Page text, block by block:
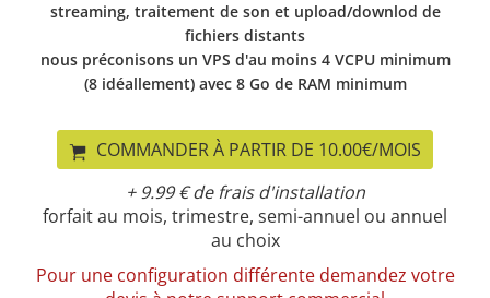
streaming, traitement de son et upload/downlod de
fichiers distants
nous préconisons un VPS d'au moins 4 VCPU minimum
(8 idéallement) avec 8 Go de RAM minimum
COMMANDER À PARTIR DE 10.00€/MOIS
+ 9.99 € de frais d'installation
forfait au mois, trimestre, semi-annuel ou annuel
au choix
Pour une configuration différente demandez votre